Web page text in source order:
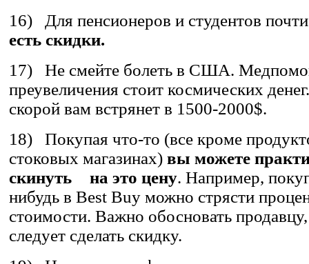
16) Для пенсионеров и студентов
есть скидки.
17) Не смейте болеть в США.
преувеличения стоит космических
скорой вам встрянет в 1500-2000$.
18) Покупая что-то (все кроме
стоковых магазинах) вы можете
скинуть
на это цену. Например,
нибудь в Best Buy можно стрясти
стоимости. Важно обосновать
следует сделать скидку.